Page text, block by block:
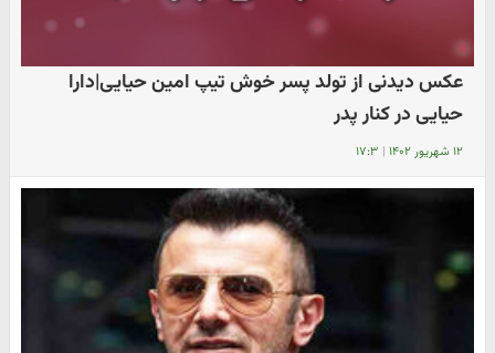
عکس دیدنی از تولد پسر خوش تیپ امین حیایی|دارا
حیایی در کنار پدر
۱۲ شهریور ۱۴۰۲ | ۱۷:۳